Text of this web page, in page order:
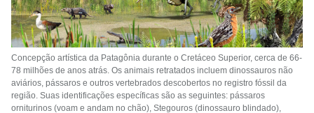
Concepção artística da Patagônia durante o Cretáceo Superior, cerca de 66-
78 milhões de anos atrás. Os animais retratados incluem dinossauros não
aviários, pássaros e outros vertebrados descobertos no registro fóssil da
região. Suas identificações específicas são as seguintes: pássaros
orniturinos (voam e andam no chão), Stegouros (dinossauro blindado),